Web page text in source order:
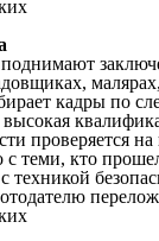
поднимают
кадры по
проверяется
с теми, кто
техникой